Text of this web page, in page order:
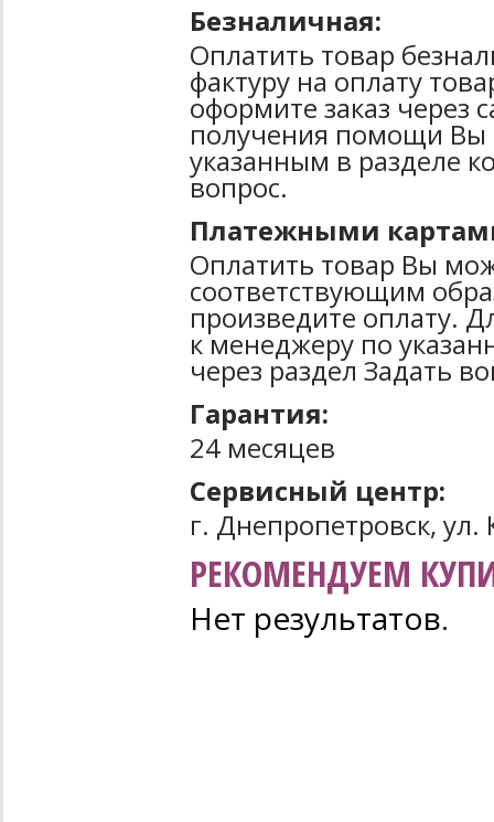
Безналичная:
Оплатить товар
фактуру на оплату
оформите заказ через
получения помощи Вы
указанным в разделе
вопрос.
Платежными
Оплатить товар Вы
соответствующим
произведите оплату.
к менеджеру по
через раздел Задать
Гарантия:
24 месяцев
Сервисный центр:
г. Днепропетровск,
РЕКОМЕНДУЕМ
Нет результатов.